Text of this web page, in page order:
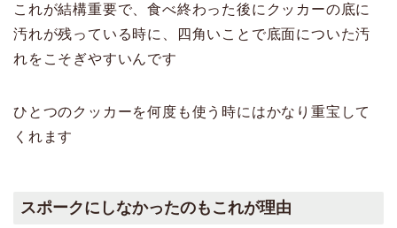
これが結構重要で、食べ終わった後にクッカーの底に
汚れが残っている時に、四角いことで底面についた汚
れをこそぎやすいんです
ひとつのクッカーを何度も使う時にはかなり重宝して
くれます
スポークにしなかったのもこれが理由